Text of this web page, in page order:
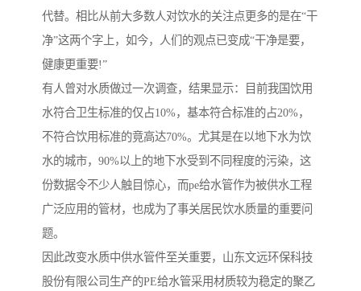
代替。相比从前大多数人对饮水的关注点更多的是在“干
净”这两个字上，如今，人们的观点已变成“干净是要，
健康更重要!”
有人曾对水质做过一次调查，结果显示：目前我国饮用
水符合卫生标准的仅占10%，基本符合标准的占20%，
不符合饮用标准的竟高达70%。尤其是在以地下水为饮
水的城市，90%以上的地下水受到不同程度的污染，这
份数据令不少人触目惊心，而pe给水管作为被供水工程
广泛应用的管材，也成为了事关居民饮水质量的重要问
题。
因此改变水质中供水管件至关重要，山东文远环保科技
股份有限公司生产的PE给水管采用材质较为稳定的聚乙